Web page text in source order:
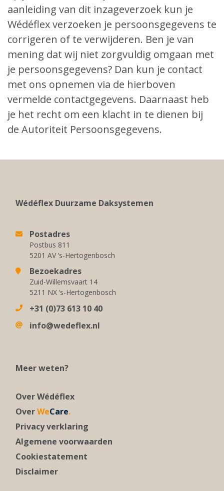
aanleiding van dit inzageverzoek kun je
Wédéflex verzoeken je persoonsgegevens te
corrigeren of te verwijderen. Ben je van
mening dat wij niet zorgvuldig omgaan met
je persoonsgegevens? Dan kun je contact
met ons opnemen via de hierboven
vermelde contactgegevens. Daarnaast heb
je het recht om een klacht in te dienen bij
de Autoriteit Persoonsgegevens.
Wédéflex Duurzame Daksystemen
Postadres
Postbus 811
5201 AV ‘s-Hertogenbosch
Bezoekadres
Zuid-Willemsvaart 14
5211 NX ‘s-Hertogenbosch
+31 (0)73 613 10 40
info@wedeflex.nl
Meer weten?
Over Wédéflex
OverWeCare.
Privacy verklaring
Algemene voorwaarden
Cookiestatement
Disclaimer